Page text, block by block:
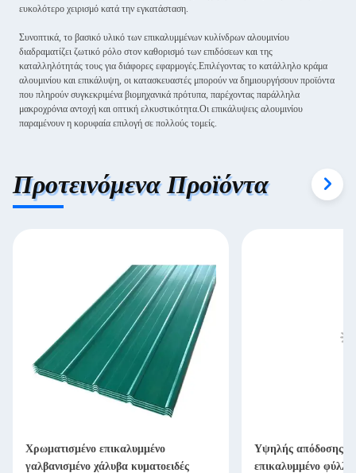
ευκολότερο χειρισμό κατά την εγκατάσταση.
Συνοπτικά, το βασικό υλικό των επικαλυμμένων κυλίνδρων αλουμινίου
διαδραματίζει ζωτικό ρόλο στον καθορισμό των επιδόσεων και της
καταλληλότητάς τους για διάφορες εφαρμογές.Επιλέγοντας το κατάλληλο κράμα
αλουμινίου και επικάλυψη, οι κατασκευαστές μπορούν να δημιουργήσουν προϊόντα
που πληρούν συγκεκριμένα βιομηχανικά πρότυπα, παρέχοντας παράλληλα
μακροχρόνια αντοχή και οπτική ελκυστικότητα.Οι επικάλυψεις αλουμινίου
παραμένουν η κορυφαία επιλογή σε πολλούς τομείς.
Προτεινόμενα Προϊόντα
Χρωματισμένο επικαλυμμένο
γαλβανισμένο χάλυβα κυματοειδές
Υψηλής απόδοσης
επικαλυμμένο φύλλο